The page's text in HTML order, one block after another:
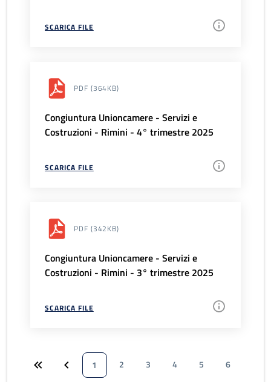
SCARICA FILE
PDF (364KB)
Congiuntura Unioncamere - Servizi e
Costruzioni - Rimini - 4° trimestre 2025
SCARICA FILE
PDF (342KB)
Congiuntura Unioncamere - Servizi e
Costruzioni - Rimini - 3° trimestre 2025
SCARICA FILE
1 2 3 4 5
6